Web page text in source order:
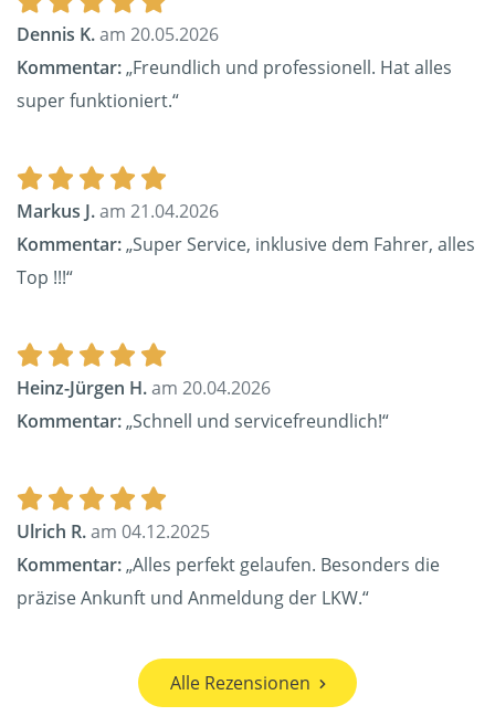
Dennis K.am 20.05.2026
Kommentar:„Freundlich und professionell. Hat alles
super funktioniert.“
Markus J.am 21.04.2026
Kommentar:„Super Service, inklusive dem Fahrer, alles
Top !!!“
Heinz-Jürgen H.am 20.04.2026
Kommentar:„Schnell und servicefreundlich!“
Ulrich R.am 04.12.2025
Kommentar:„Alles perfekt gelaufen. Besonders die
präzise Ankunft und Anmeldung der LKW.“
Alle Rezensionen